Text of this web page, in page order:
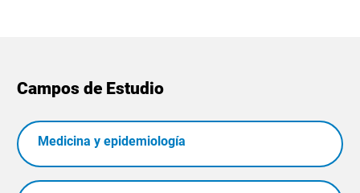
Campos de Estudio
Medicina y epidemiología